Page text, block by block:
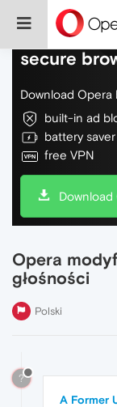
Do more
secure
Download Opera
built-in ad
battery saver
free VPN
Download
Opera
głośności
Polski
?
A Former